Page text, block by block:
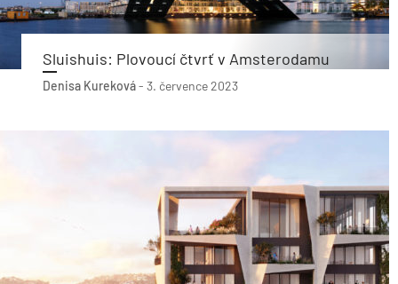
Sluishuis: Plovoucí čtvrť v Amsterodamu
Denisa Kureková- 3. července 2023